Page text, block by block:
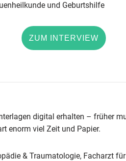
und Geburtshilfe
ZUM INTERVIEW
digital erhalten – früher
enorm viel Zeit und Papier.
& Traumatologie, Facharzt